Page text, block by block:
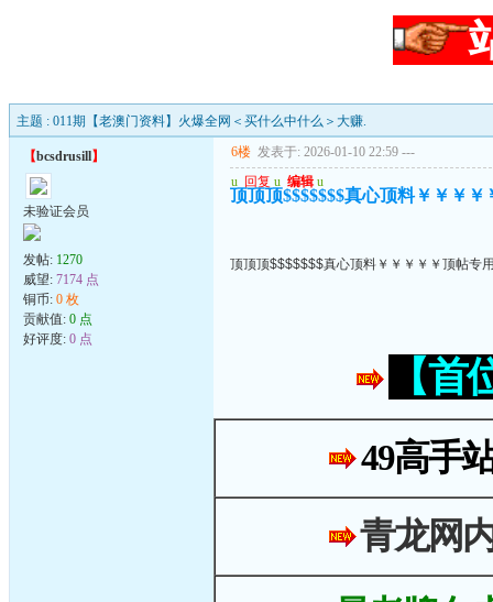
主题 : 011期【老澳门资料】火爆全网＜买什么中什么＞大赚.
【bcsdrusill】
未验证会员
发帖: 1270
威望: 7174 点
铜币: 0 枚
贡献值: 0 点
好评度: 0 点
6楼 发表于: 2026-01-10 22:59 ---
u 回复 u 编辑 u
顶顶顶$$$$$$$真心顶料￥￥￥￥
顶顶顶$$$$$$$真心顶料￥￥￥￥￥顶帖专
【
49高手
青龙网